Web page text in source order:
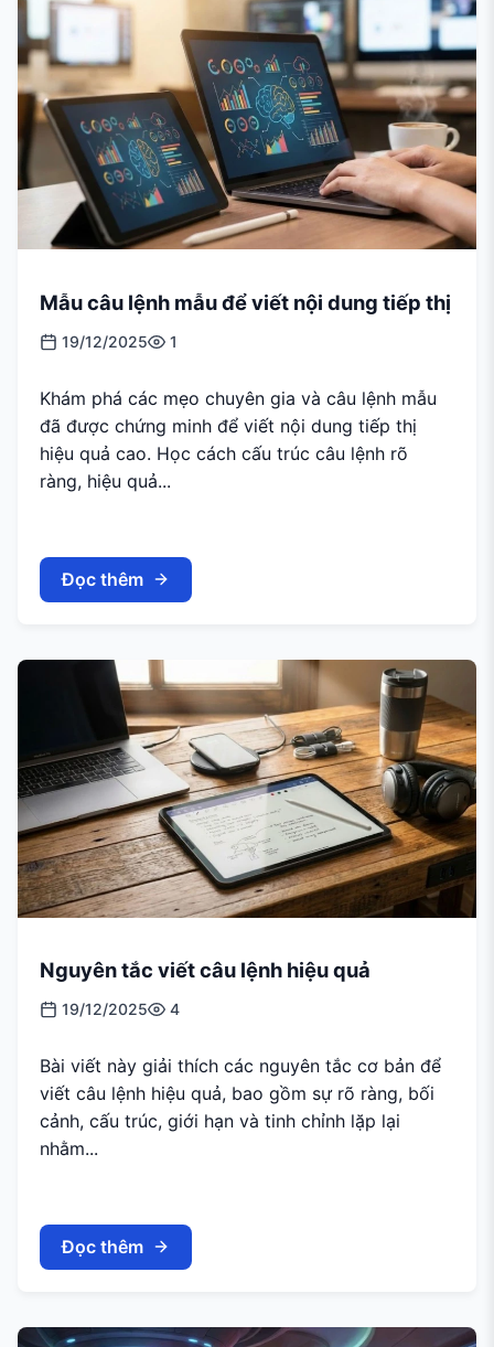
Mẫu câu lệnh mẫu để viết nội dung tiếp thị
19/12/2025 1
Khám phá các mẹo chuyên gia và câu lệnh mẫu
đã được chứng minh để viết nội dung tiếp thị
hiệu quả cao. Học cách cấu trúc câu lệnh rõ
ràng, hiệu quả...
Đọc thêm
Nguyên tắc viết câu lệnh hiệu quả
19/12/2025 4
Bài viết này giải thích các nguyên tắc cơ bản để
viết câu lệnh hiệu quả, bao gồm sự rõ ràng, bối
cảnh, cấu trúc, giới hạn và tinh chỉnh lặp lại
nhằm...
Đọc thêm